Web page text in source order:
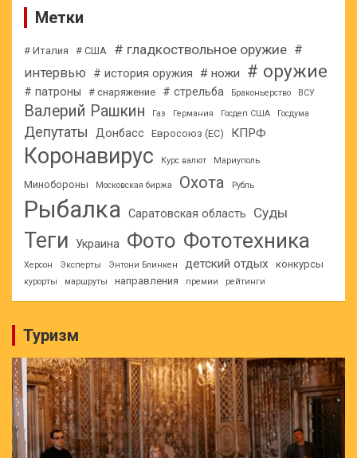
Метки
# Италия # США # гладкоствольное оружие #
интервью
# история оружия # ножи # оружие
# патроны # снаряжение # стрельба Браконьерство ВСУ
Валерий Рашкин Газ Германия Госдеп США Госдума
Депутаты Донбасс Евросоюз (ЕС) КПРФ
Коронавирус Курс валют Мариуполь
Минобороны Московская биржа Охота Рубль
Рыбалка Саратовская область Суды
Теги Украина Фото Фототехника
Херсон Эксперты Энтони Блинкен детский отдых конкурсы
курорты маршруты направления премии рейтинги
Туризм